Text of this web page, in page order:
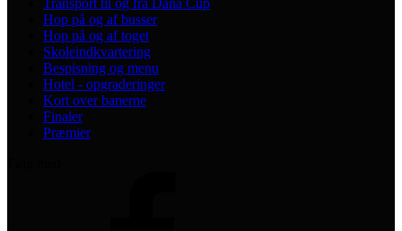
Hop på og af busser
Hop på og af toget
Skoleindkvartering
Bespisning og menu
Hotel - opgraderinger
Kort over banerne
Finaler
Præmier